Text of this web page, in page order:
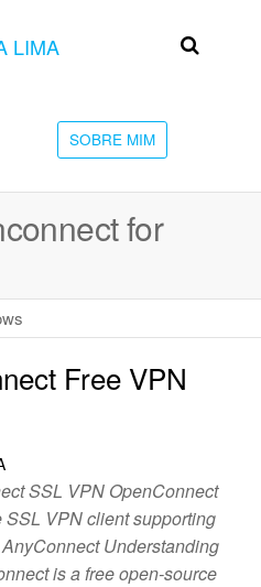
Professora
faculdade
SOBRE MIM
for
Free VPN
SSL VPN OpenConnect
VPN client supporting
Understanding
is a free open-source